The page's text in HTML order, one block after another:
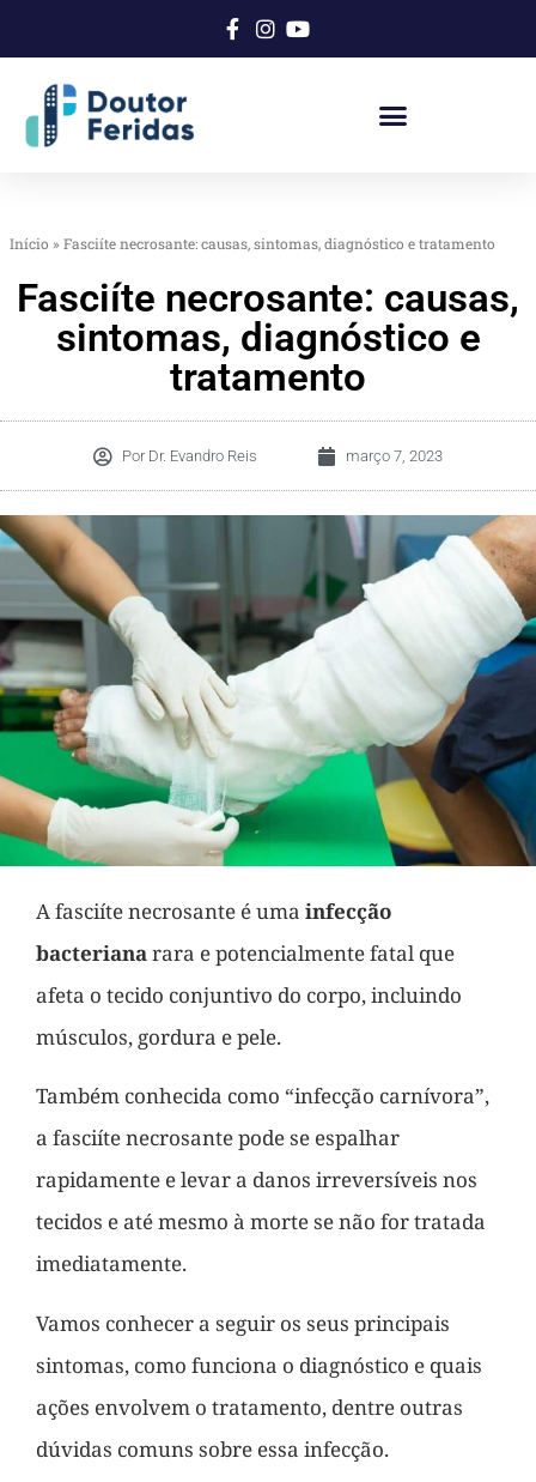
Início » Fasciíte necrosante: causas, sintomas, diagnóstico e tratamento
Fasciíte necrosante: causas,
sintomas, diagnóstico e
tratamento
Por Dr. Evandro Reis março 7, 2023
A fasciíte necrosante é uma infecção
bacterianarara e potencialmente fatal que
afeta o tecido conjuntivo do corpo, incluindo
músculos, gordura e pele.
Também conhecida como “infecção carnívora”,
a fasciíte necrosante pode se espalhar
rapidamente e levar a danos irreversíveis nos
tecidos e até mesmo à morte se não for tratada
imediatamente.
Vamos conhecer a seguir os seus principais
sintomas, como funciona o diagnóstico e quais
ações envolvem o tratamento, dentre outras
dúvidas comuns sobre essa infecção.